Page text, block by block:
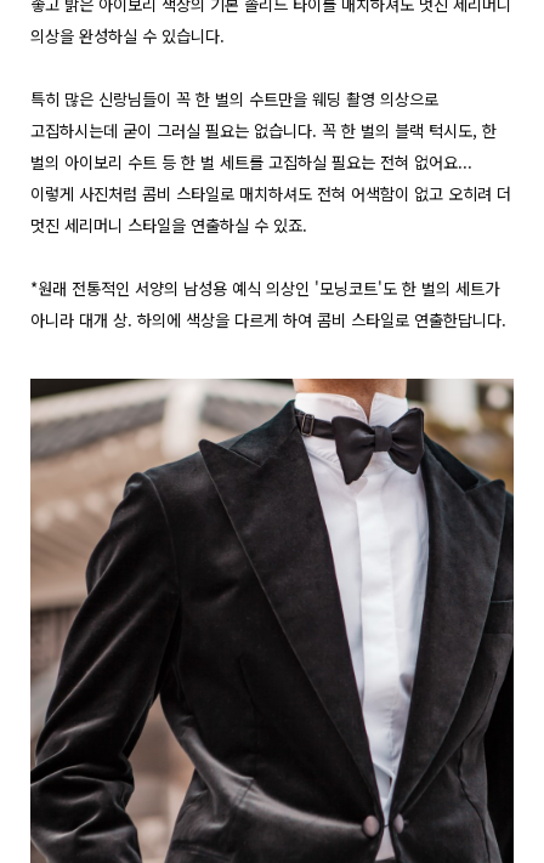
의상을 완성하실 수 있습니다.
특히 많은 신랑님들이 꼭 한 벌의 수트만을 웨딩 촬영 의상으로
고집하시는데 굳이 그러실 필요는 없습니다. 꼭 한 벌의 블랙 턱시도, 한
벌의 아이보리 수트 등 한 벌 세트를 고집하실 필요는 전혀 없어요...
이렇게 사진처럼 콤비 스타일로 매치하셔도 전혀 어색함이 없고 오히려 더
멋진 세리머니 스타일을 연출하실 수 있죠.
*원래 전통적인 서양의 남성용 예식 의상인 '모닝코트'도 한 벌의 세트가
아니라 대개 상. 하의에 색상을 다르게 하여 콤비 스타일로 연출한답니다.